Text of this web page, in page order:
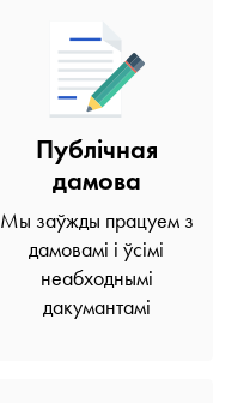
Публічная
дамова
Мы заўжды працуем з
дамовамі і ўсімі
неабходнымі
дакумантамі